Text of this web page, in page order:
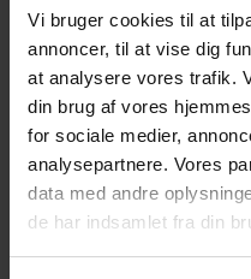
Vi bruger cookies til at
annoncer, til at vise dig
at analysere vores trafik.
din brug af vores
for sociale medier,
analysepartnere. Vores
data med andre
de har indsamlet fra din